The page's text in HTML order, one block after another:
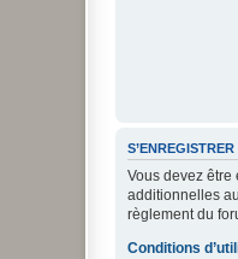
S’ENREGISTRER
Vous devez être
additionnelles
règlement du
Conditions